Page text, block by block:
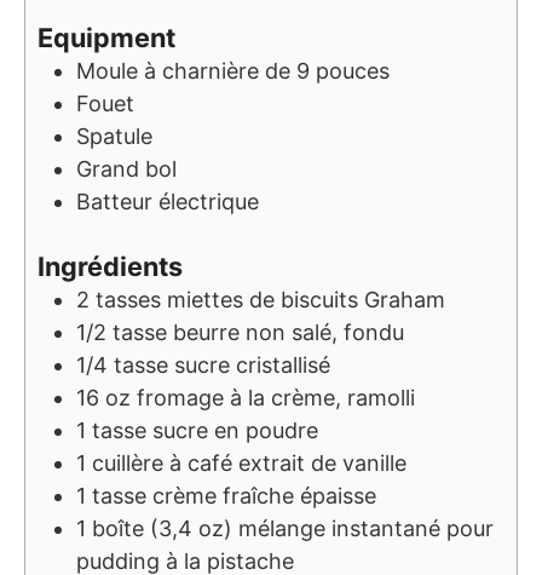
Equipment
Moule à charnière de 9 pouces
Fouet
Spatule
Grand bol
Batteur électrique
Ingrédients
2 tasses miettes de biscuits Graham
1/2 tasse beurre non salé, fondu
1/4 tasse sucre cristallisé
16 oz fromage à la crème, ramolli
1 tasse sucre en poudre
1 cuillère à café extrait de vanille
1 tasse crème fraîche épaisse
1 boîte (3,4 oz) mélange instantané pour
pudding à la pistache